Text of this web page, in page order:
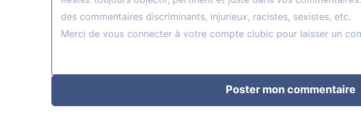
Poster mon commentaire